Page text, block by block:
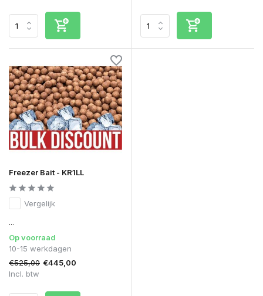
Freezer Bait - KR1LL
Vergelijk
...
Op voorraad
10-15 werkdagen
€525,00 €445,00
Incl. btw